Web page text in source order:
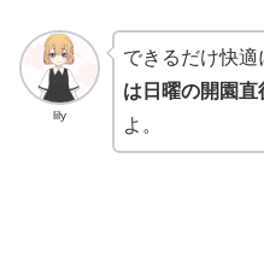
lily
できるだけ快適
は日曜の開園直
よ。